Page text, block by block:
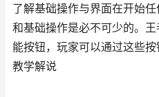
了解基础操作与界面在开始
和基础操作是必不可少的。
能按钮，玩家可以通过这些
教学解说